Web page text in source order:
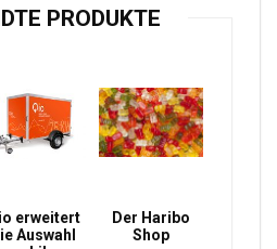
PRODUKTE
erweitert
Auswahl
Der Haribo
Shop